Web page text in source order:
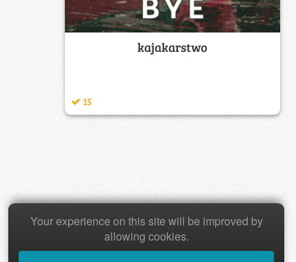
kajakarstwo
15
Your experience on this site will be improved by
allowing cookies.